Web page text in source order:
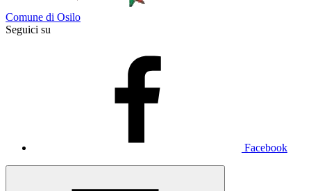
Comune di Osilo
Seguici su
Facebook